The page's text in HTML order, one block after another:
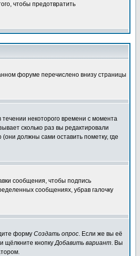
чтобы предотвратить
форуме перечислено внизу страницы
некоторого времени с момента
сколько раз вы редактировали
должны сами оставить пометку, где
сообщения, чтобы подпись
сообщениях, убрав галочку
форму Создать опрос. Если же вы её
щёлкните кнопкуДобавить вариант. Вы